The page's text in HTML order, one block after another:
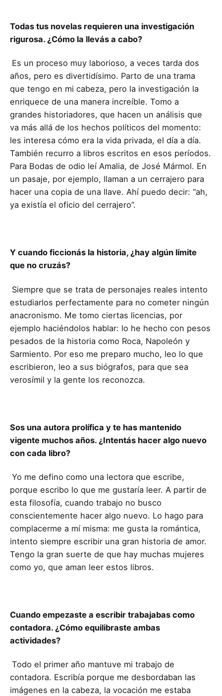
Todas tus novelas requieren una investigación
rigurosa. ¿Cómo la llevás a cabo?
Es un proceso muy laborioso, a veces tarda dos
años, pero es divertidísimo. Parto de una trama
que tengo en mi cabeza, pero la investigación la
enriquece de una manera increíble. Tomo a
grandes historiadores, que hacen un análisis que
va más allá de los hechos políticos del momento:
les interesa cómo era la vida privada, el día a día.
También recurro a libros escritos en esos períodos.
Para Bodas de odio leí Amalia, de José Mármol. En
un pasaje, por ejemplo, llaman a un cerrajero para
hacer una copia de una llave. Ahí puedo decir: “ah,
ya existía el oficio del cerrajero”.
Y cuando ficcionás la historia, ¿hay algún límite
que no cruzás?
Siempre que se trata de personajes reales intento
estudiarlos perfectamente para no cometer ningún
anacronismo. Me tomo ciertas licencias, por
ejemplo haciéndolos hablar: lo he hecho con pesos
pesados de la historia como Roca, Napoleón y
Sarmiento. Por eso me preparo mucho, leo lo que
escribieron, leo a sus biógrafos, para que sea
verosímil y la gente los reconozca.
Sos una autora prolífica y te has mantenido
vigente muchos años. ¿Intentás hacer algo nuevo
con cada libro?
Yo me defino como una lectora que escribe,
porque escribo lo que me gustaría leer. A partir de
esta filosofía, cuando trabajo no busco
conscientemente hacer algo nuevo. Lo hago para
complacerme a mí misma: me gusta la romántica,
intento siempre escribir una gran historia de amor.
Tengo la gran suerte de que hay muchas mujeres
como yo, que aman leer estos libros.
Cuando empezaste a escribir trabajabas como
contadora. ¿Cómo equilibraste ambas
actividades?
Todo el primer año mantuve mi trabajo de
contadora. Escribía porque me desbordaban las
imágenes en la cabeza, la vocación me estaba